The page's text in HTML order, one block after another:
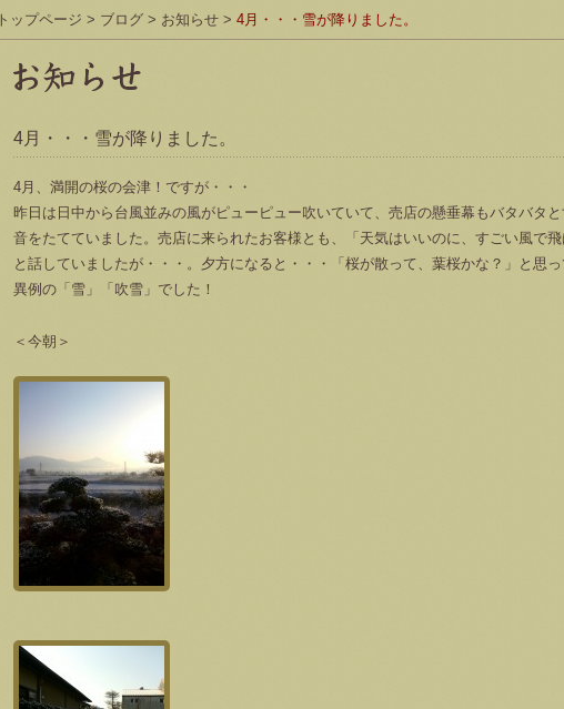
トップページ > ブログ > お知らせ > 4月・・・雪が降りました。
4月・・・雪が降りました。
4月、満開の桜の会津！ですが・・・
昨日は日中から台風並みの風がピューピュー吹いていて、売店の懸垂幕もバタバタ
音をたてていました。売店に来られたお客様とも、「天気はいいのに、すごい風で飛
と話していましたが・・・。夕方になると・・・「桜が散って、葉桜かな？」と思っ
異例の「雪」「吹雪」でした！
＜今朝＞